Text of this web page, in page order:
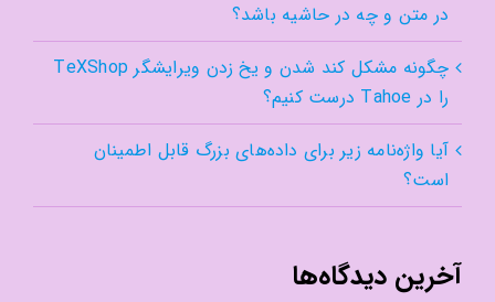
در متن و چه در حاشیه باشد؟
چگونه مشکل کند شدن و یخ زدن ویرایشگر TeXShop
را در Tahoe درست کنیم؟
آیا واژه‌نامه زیر برای داده‌های بزرگ قابل اطمینان
است؟
آخرین دیدگاه‌ها